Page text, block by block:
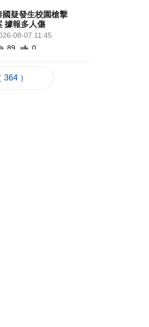
國疑發生校園槍擊
據報多人傷
08-07 11:45
89
0
航班取消
）